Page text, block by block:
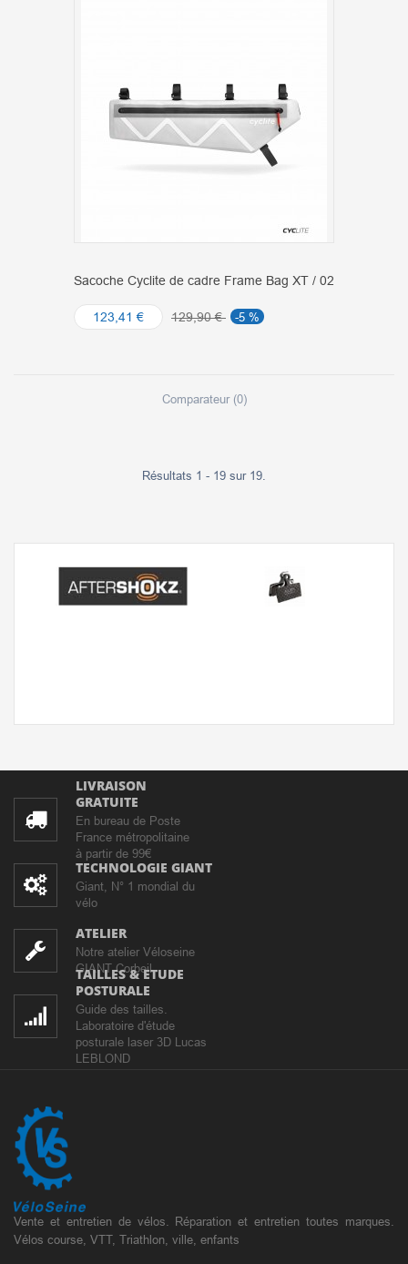
Sacoche Cyclite de cadre Frame Bag XT / 02
123,41 € 129,90 € -5 %
Comparateur (0)
Résultats 1 - 19 sur 19.
LIVRAISON
GRATUITE
En bureau de Poste
France métropolitaine
à partir de 99€
TECHNOLOGIE GIANT
Giant, N° 1 mondial du
vélo
ATELIER
Notre atelier Véloseine
GIANT Corbeil
TAILLES & ETUDE
POSTURALE
Guide des tailles.
Laboratoire d'étude
posturale laser 3D Lucas
LEBLOND
Vente et entretien de vélos. Réparation et entretien toutes marques.
Vélos course, VTT, Triathlon, ville, enfants